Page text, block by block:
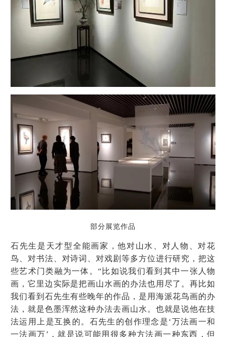
部分展览作品
石先生是天才型全能画家，他对山水、对人物、对花
鸟、对书法、对诗词、对戏剧等多方位进行研究，把这
些艺术门类融为一体。“比如说我们看到其中一张人物
画，它里边实际是把画山水画的办法也用尽了。再比如
我们看到石先生有些晚年的作品，是用海派花鸟画的办
法，就是色墨浑然这种办法去画山水。也就是说他在技
法运用上是互换的。石先生的创作理念是‘万法画一和
一法画万’，就是说可能用很多种方法画一种东西，但